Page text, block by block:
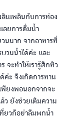
นเพลินกับการท่อง
ลยการดื่มน้ำ
นมาก จากอาหารที่
บวมน้ำได้ค่ะ และ
จะทำให้เรารู้สึกหิว
ค่ะ จึงเกิดการทาน
พียงพอนอกจากจะ
ว ยังช่วยเติมความ
ที่ยวก็อย่าลืมพกน้ำ